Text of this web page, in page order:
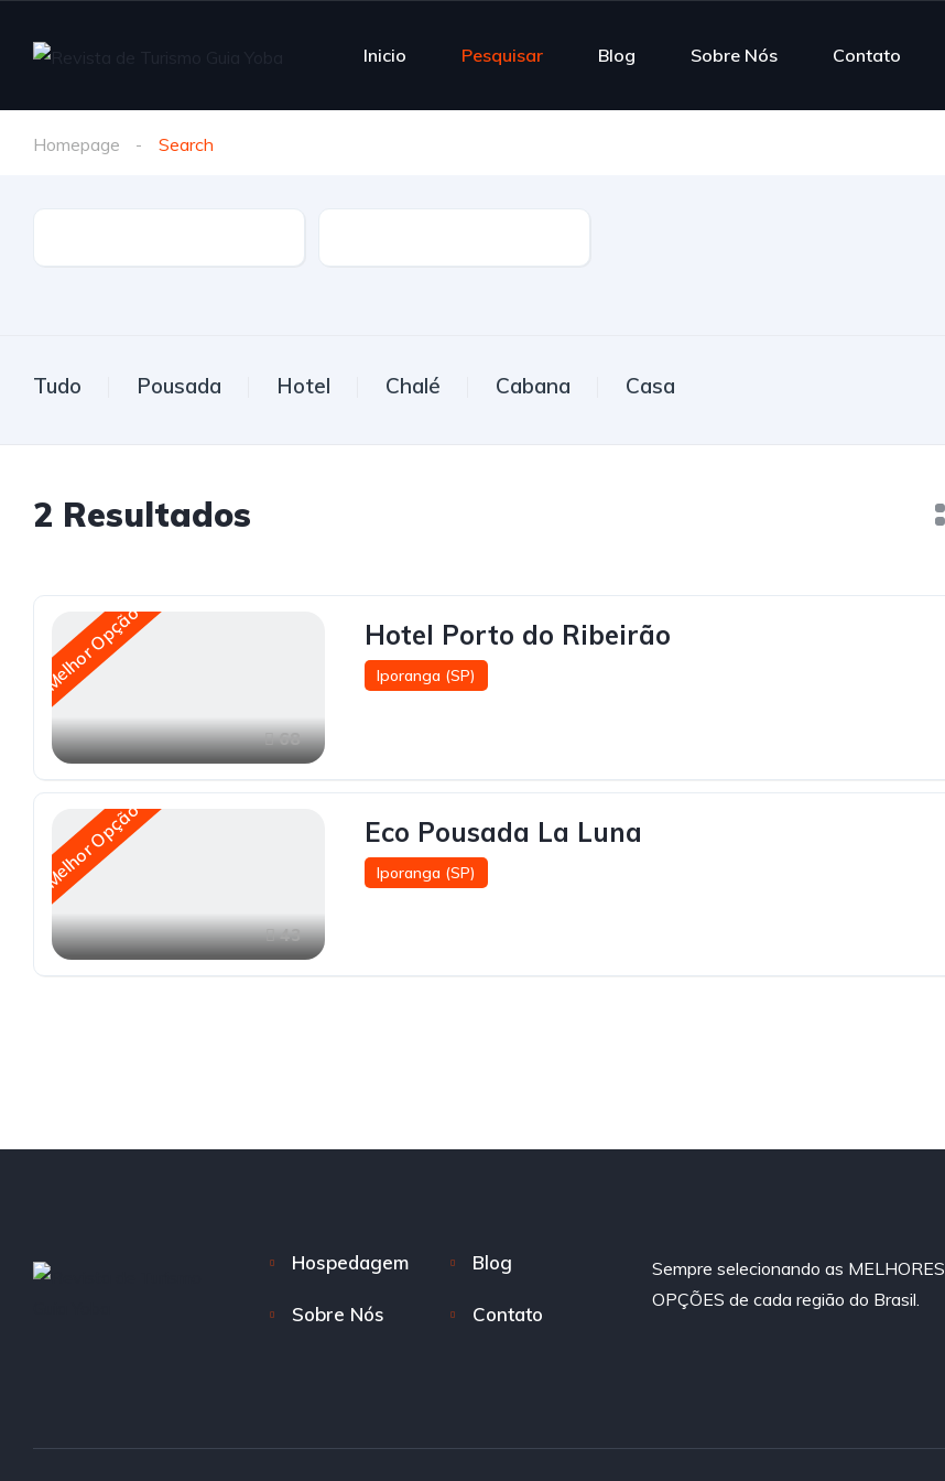
Inicio Pesquisar Blog Sobre Nós Contato
Homepage Search
Tudo Pousada Hotel Chalé Cabana Casa
2 Resultados
Melhor Opção
68
Hotel Porto do Ribeirão
Iporanga (SP)
Melhor Opção
43
Eco Pousada La Luna
Iporanga (SP)
Hospedagem Blog
Sobre Nós Contato
Sempre selecionando as MELHORES
OPÇÕES de cada região do Brasil.